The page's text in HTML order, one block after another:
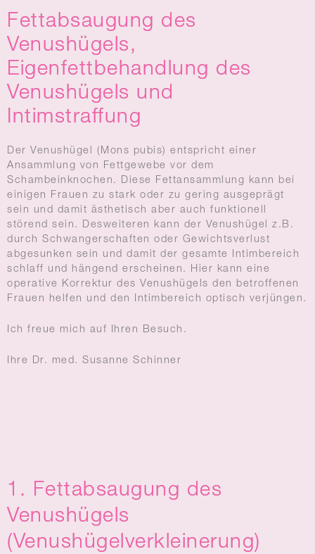
Fettabsaugung des
Venushügels,
Eigenfettbehandlung des
Venushügels und
Intimstraffung
Der Venushügel (Mons pubis) entspricht einer
Ansammlung von Fettgewebe vor dem
Schambeinknochen. Diese Fettansammlung kann bei
einigen Frauen zu stark oder zu gering ausgeprägt
sein und damit ästhetisch aber auch funktionell
störend sein. Desweiteren kann der Venushügel z.B.
durch Schwangerschaften oder Gewichtsverlust
abgesunken sein und damit der gesamte Intimbereich
schlaff und hängend erscheinen. Hier kann eine
operative Korrektur des Venushügels den betroffenen
Frauen helfen und den Intimbereich optisch verjüngen.
Ich freue mich auf Ihren Besuch.
Ihre Dr. med. Susanne Schinner
1. Fettabsaugung des
Venushügels
(Venushügelverkleinerung)